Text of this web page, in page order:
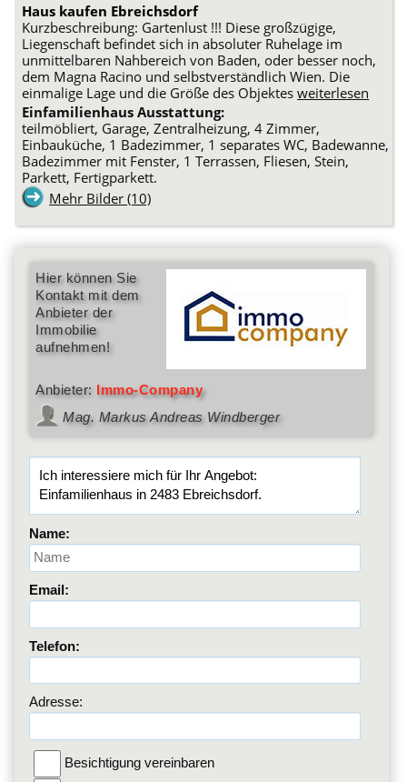
Haus kaufen Ebreichsdorf
Kurzbeschreibung: Gartenlust !!! Diese großzügige,
Liegenschaft befindet sich in absoluter Ruhelage im
unmittelbaren Nahbereich von Baden, oder besser noch,
dem Magna Racino und selbstverständlich Wien. Die
einmalige Lage und die Größe des Objektesweiterlesen
Einfamilienhaus Ausstattung:
teilmöbliert, Garage, Zentralheizung, 4 Zimmer,
Einbauküche, 1 Badezimmer, 1 separates WC, Badewanne,
Badezimmer mit Fenster, 1 Terrassen, Fliesen, Stein,
Parkett, Fertigparkett.
Mehr Bilder (10)
Hier können Sie
Kontakt mit dem
Anbieter der
Immobilie
aufnehmen!
Anbieter: Immo-Company
Mag. Markus Andreas Windberger
Name:
Email:
Telefon:
Adresse:
Besichtigung vereinbaren